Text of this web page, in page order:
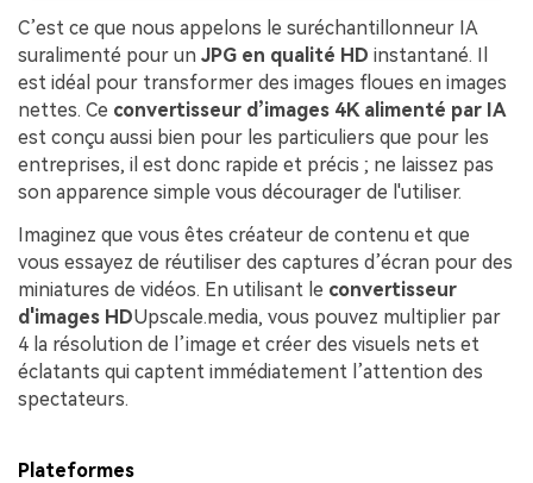
C’est ce que nous appelons le suréchantillonneur IA
suralimenté pour un JPG en qualité HD instantané. Il
est idéal pour transformer des images floues en images
nettes. Ce convertisseur d’images 4K alimenté par IA
est conçu aussi bien pour les particuliers que pour les
entreprises, il est donc rapide et précis ; ne laissez pas
son apparence simple vous décourager de l'utiliser.
Imaginez que vous êtes créateur de contenu et que
vous essayez de réutiliser des captures d’écran pour des
miniatures de vidéos. En utilisant le convertisseur
d'images HDUpscale.media, vous pouvez multiplier par
4 la résolution de l’image et créer des visuels nets et
éclatants qui captent immédiatement l’attention des
spectateurs.
Plateformes